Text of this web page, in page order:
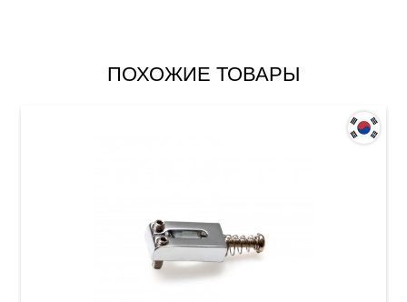
ПОХОЖИЕ ТОВАРЫ